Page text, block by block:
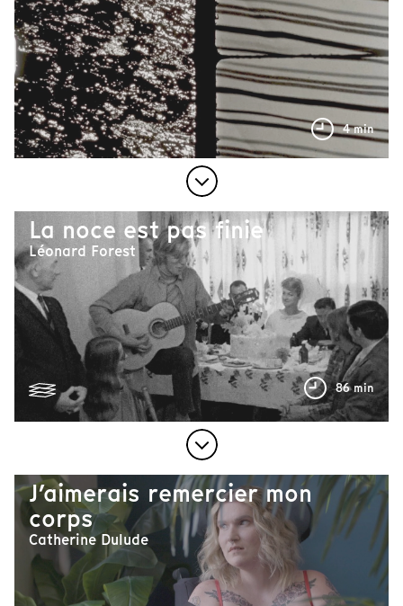
4 min
La noce est pas finie
Léonard Forest
86 min
J’aimerais remercier mon
corps
Catherine Dulude